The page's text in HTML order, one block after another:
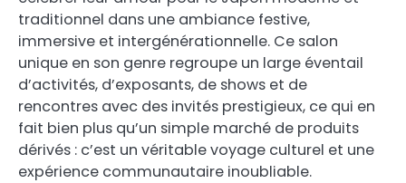
traditionnel dans une ambiance festive,
immersive et intergénérationnelle. Ce salon
unique en son genre regroupe un large éventail
d’activités, d’exposants, de shows et de
rencontres avec des invités prestigieux, ce qui en
fait bien plus qu’un simple marché de produits
dérivés : c’est un véritable voyage culturel et une
expérience communautaire inoubliable.